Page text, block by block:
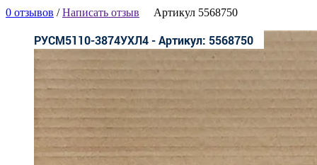
0 отзывов /Написать отзыв Артикул 5568750